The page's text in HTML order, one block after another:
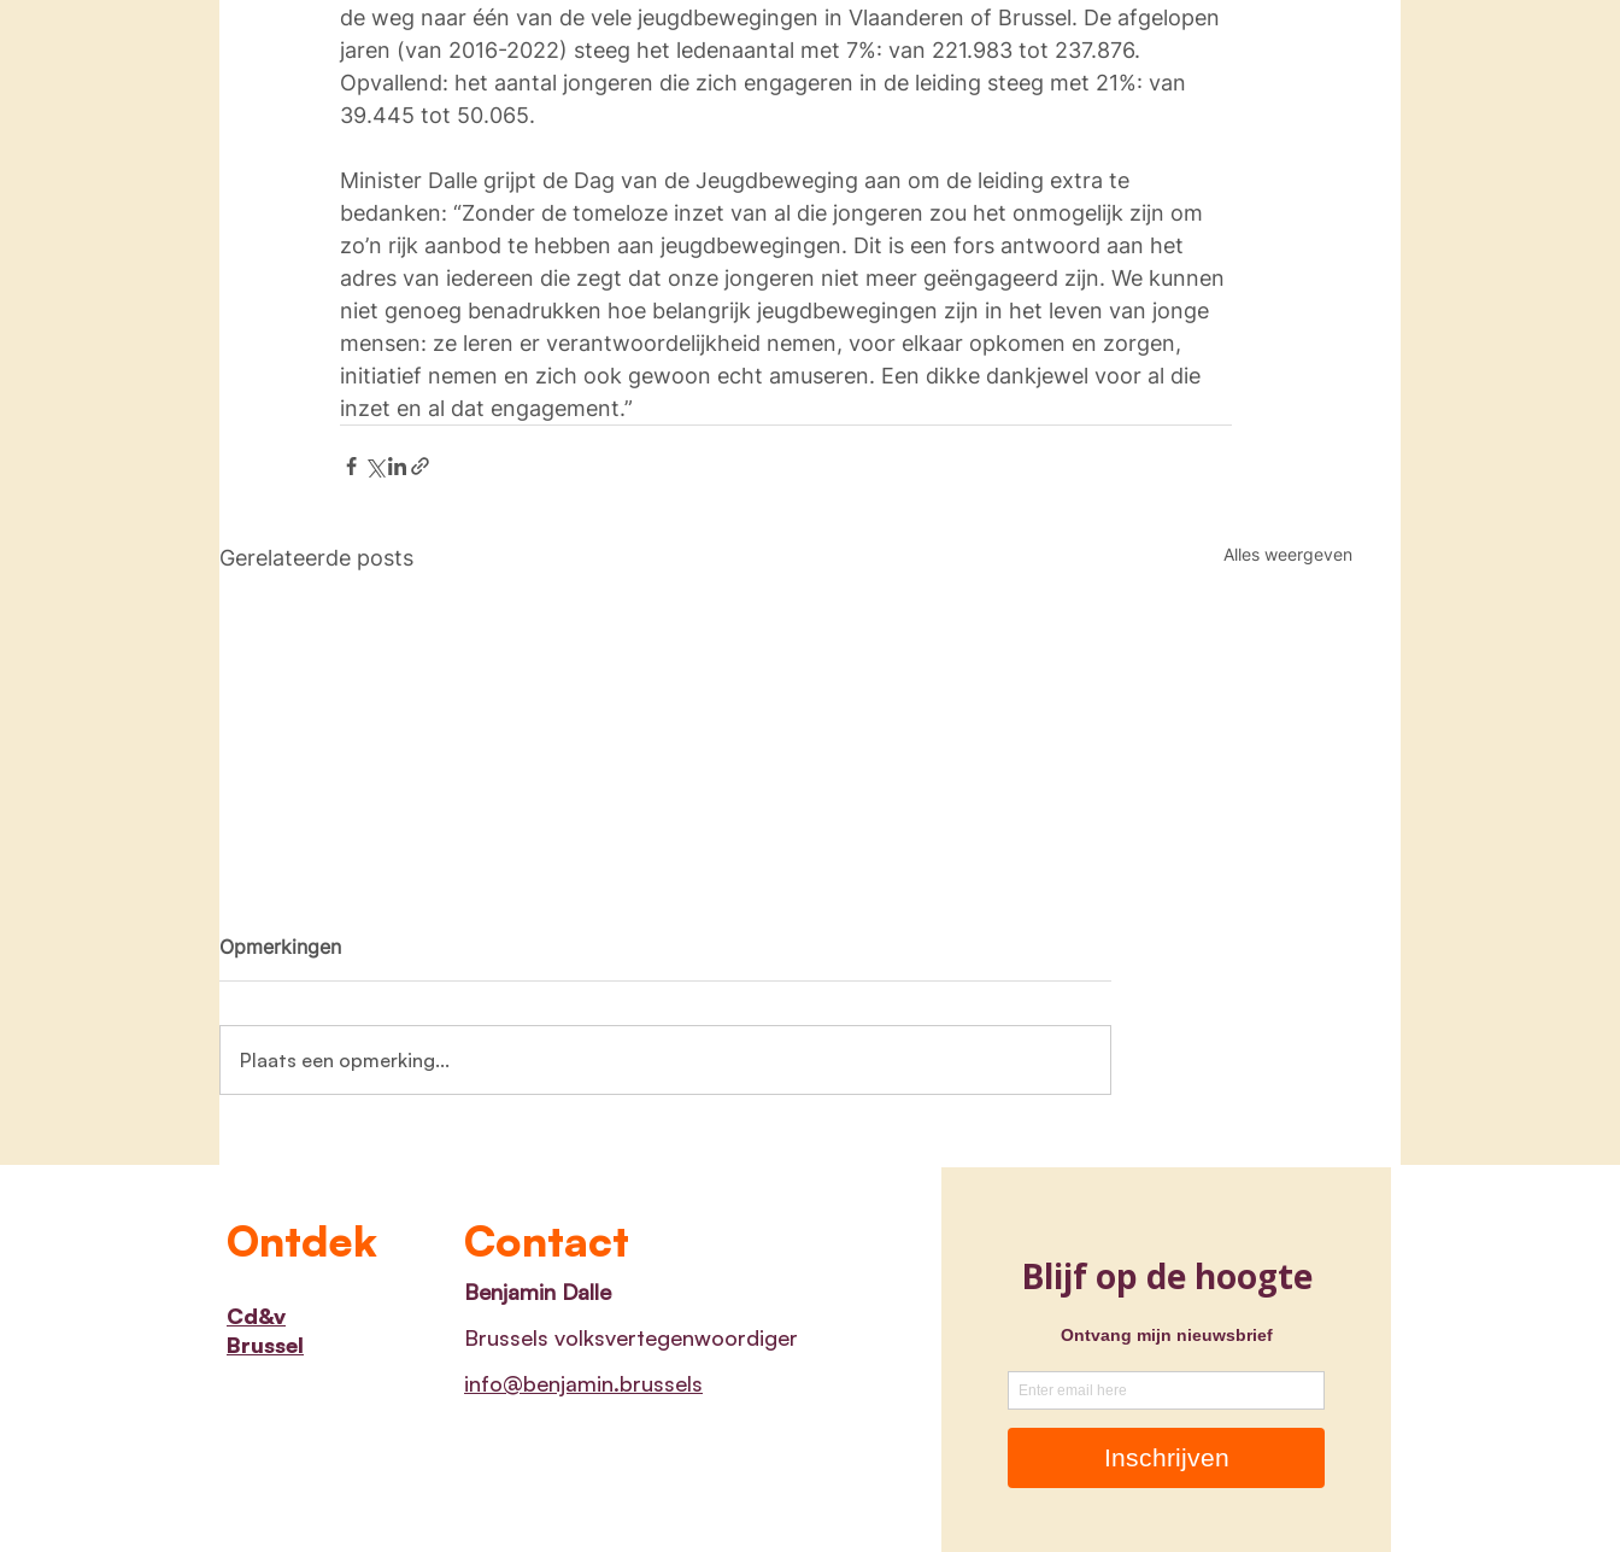
de weg naar één van de vele jeugdbewegingen in Vlaanderen of Brussel. De afgelopen
jaren (van 2016-2022) steeg het ledenaantal met 7%: van 221.983 tot 237.876.
Opvallend: het aantal jongeren die zich engageren in de leiding steeg met 21%: van
39.445 tot 50.065.
Minister Dalle grijpt de Dag van de Jeugdbeweging aan om de leiding extra te
bedanken: “Zonder de tomeloze inzet van al die jongeren zou het onmogelijk zijn om
zo’n rijk aanbod te hebben aan jeugdbewegingen. Dit is een fors antwoord aan het
adres van iedereen die zegt dat onze jongeren niet meer geëngageerd zijn. We kunnen
niet genoeg benadrukken hoe belangrijk jeugdbewegingen zijn in het leven van jonge
mensen: ze leren er verantwoordelijkheid nemen, voor elkaar opkomen en zorgen,
initiatief nemen en zich ook gewoon echt amuseren. Een dikke dankjewel voor al die
inzet en al dat engagement.”
Gerelateerde posts Alles weergeven
Opmerkingen
Plaats een opmerking...
Ontdek
Cd&v
Brussel
Contact
Benjamin Dalle
Brussels volksvertegenwoordiger
info@benjamin.brussels